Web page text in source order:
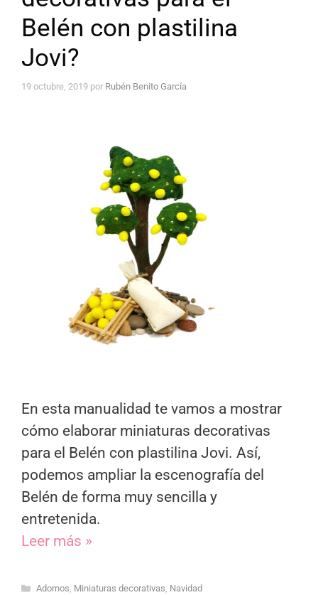
Belén con plastilina
Jovi?
19 octubre, 2019 por Rubén Benito García
En esta manualidad te vamos a mostrar
cómo elaborar miniaturas decorativas
para el Belén con plastilina Jovi. Así,
podemos ampliar la escenografía del
Belén de forma muy sencilla y
entretenida.
Leer más »
Categorías
Adornos, Miniaturas decorativas, Navidad